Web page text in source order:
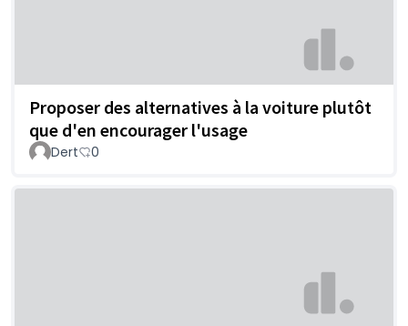
Proposer des alternatives à la voiture plutôt
que d'en encourager l'usage
Dert 0